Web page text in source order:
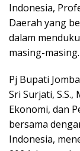
Indonesia,
Daerah yang
dalam
masing-masing.
Pj Bupati
Sri Surjati, S.S.,
Ekonomi, dan
bersama
Indonesia,